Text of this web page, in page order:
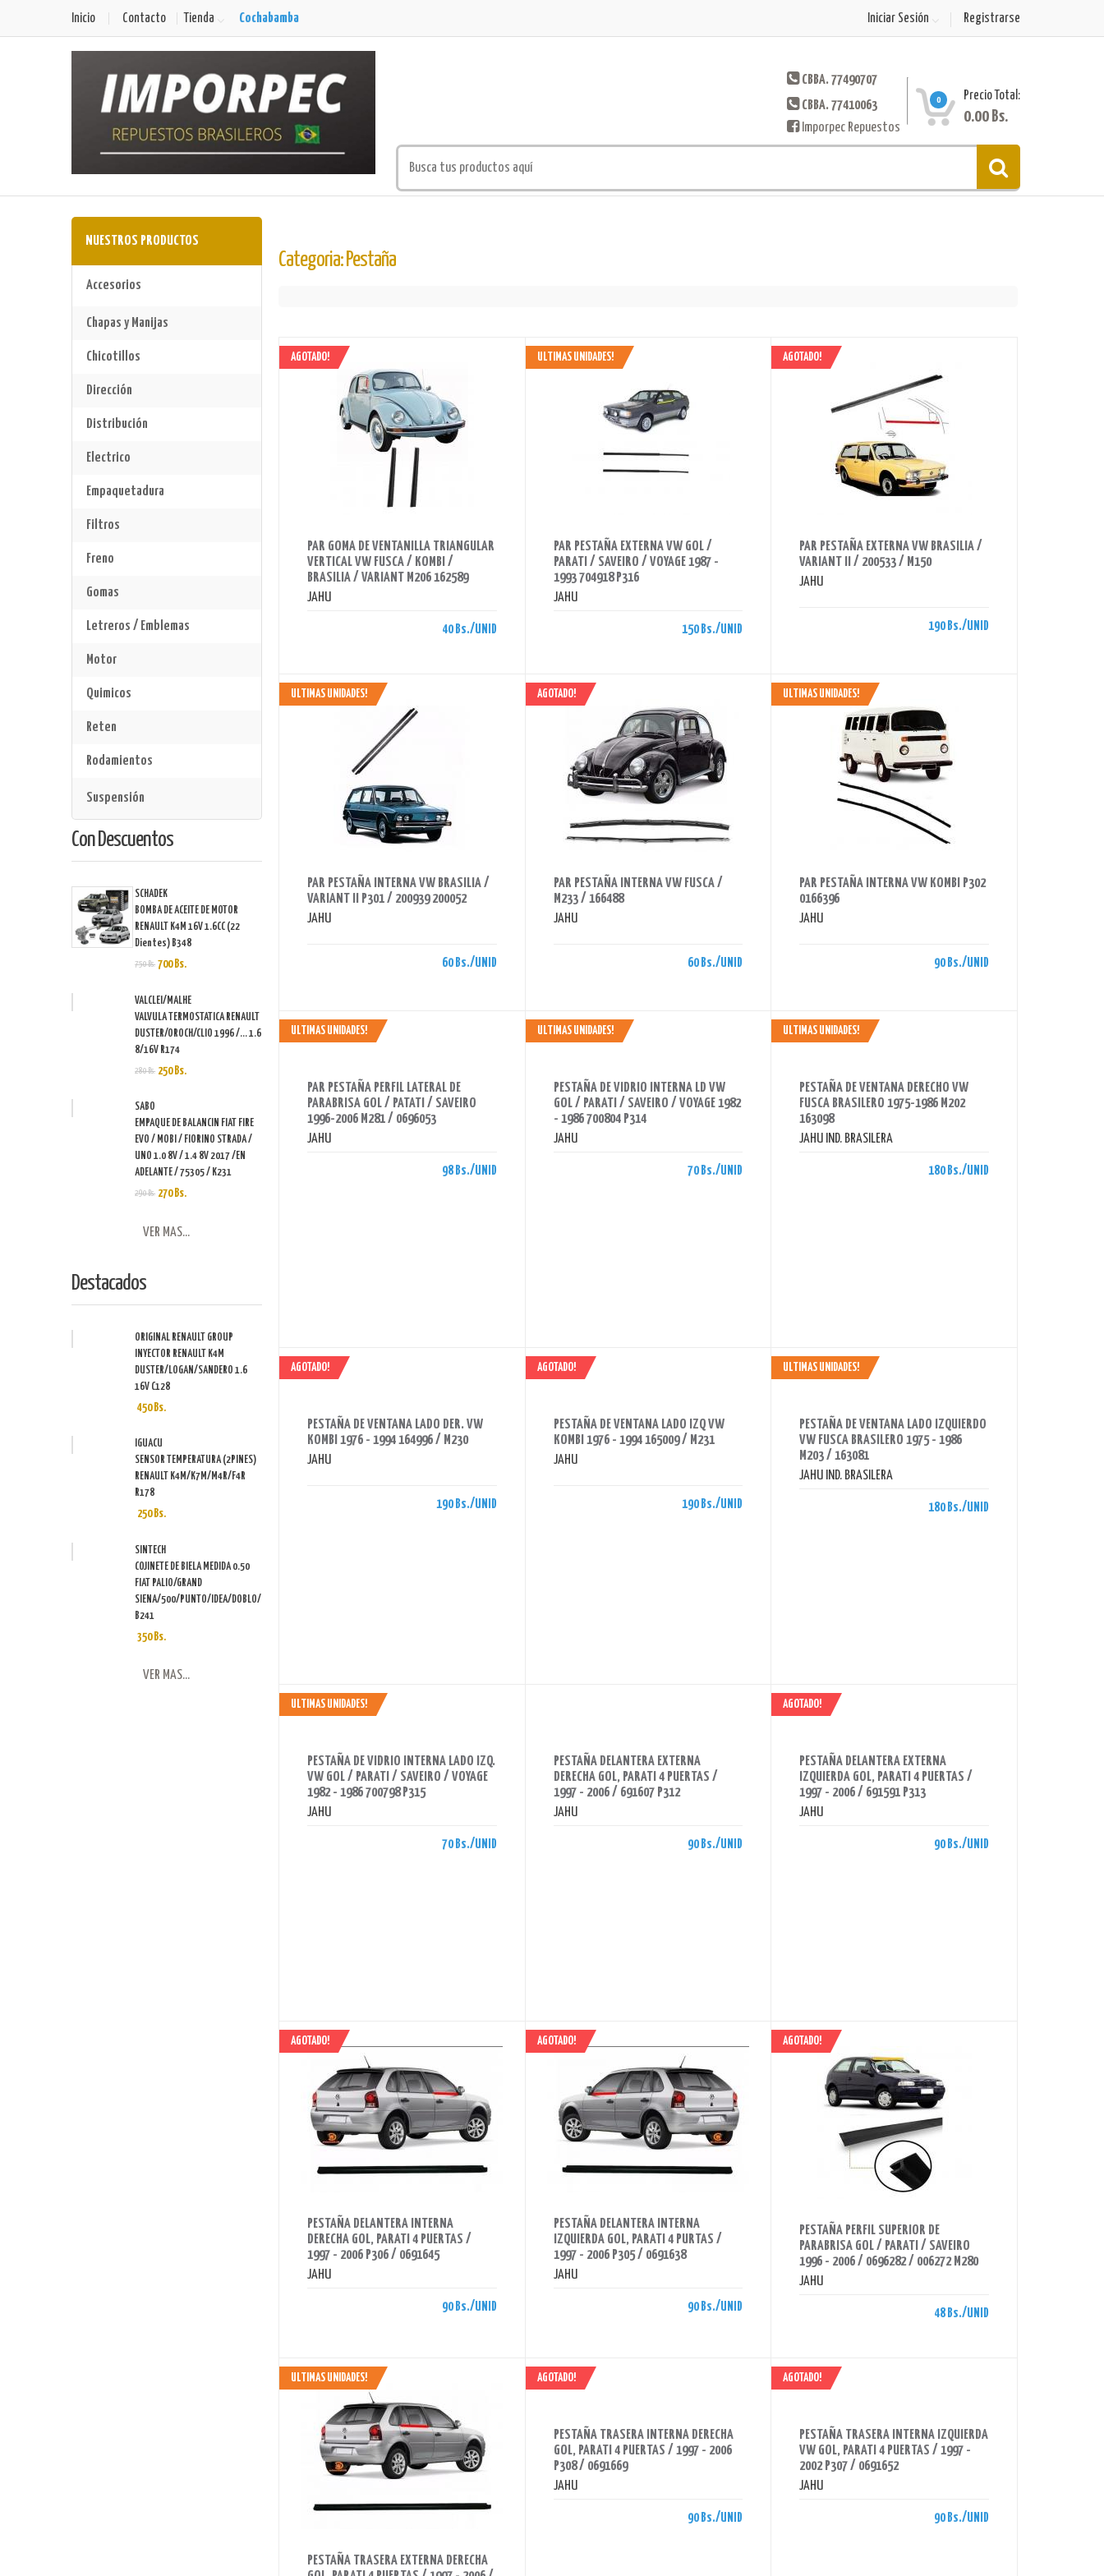
Inicio Contacto Tienda Cochabamba Iniciar Sesión Registrarse
CBBA. 77490707
CBBA. 77410063
Imporpec Repuestos
0 Precio Total:
0.00 Bs.
NUESTROS PRODUCTOS
Accesorios
Chapas y Manijas
Chicotillos
Dirección
Distribución
Electrico
Empaquetadura
Filtros
Freno
Gomas
Letreros / Emblemas
Motor
Quimicos
Reten
Rodamientos
Suspensión
Con Descuentos
SCHADEK
BOMBA DE ACEITE DE MOTOR
RENAULT K4M 16V 1.6CC (22
Dientes) B348
750 Bs. 700 Bs.
VALCLEI/MALHE
VALVULA TERMOSTATICA RENAULT
DUSTER/OROCH/CLIO 1996 /... 1.6
8/16V R174
280 Bs. 250 Bs.
SABO
EMPAQUE DE BALANCIN FIAT FIRE
EVO / MOBI / FIORINO STRADA /
UNO 1.0 8V / 1.4 8V 2017 /EN
ADELANTE / 75305 / K231
290 Bs. 270 Bs.
VER MAS...
Destacados
ORIGINAL RENAULT GROUP
INYECTOR RENAULT K4M
DUSTER/LOGAN/SANDERO 1.6
16V C128
450 Bs.
IGUACU
SENSOR TEMPERATURA (2PINES)
RENAULT K4M/K7M/M4R/F4R
R178
250 Bs.
SINTECH
COJINETE DE BIELA MEDIDA 0.50
FIAT PALIO/GRAND
SIENA/500/PUNTO/IDEA/DOBLO/
B241
350 Bs.
VER MAS...
Categoria: Pestaña
AGOTADO!
PAR GOMA DE VENTANILLA TRIANGULAR
VERTICAL VW FUSCA / KOMBI /
BRASILIA / VARIANT M206 162589
JAHU
40 Bs./UNID
ULTIMAS UNIDADES!
PAR PESTAÑA EXTERNA VW GOL /
PARATI / SAVEIRO / VOYAGE 1987 -
1993 704918 P316
JAHU
150 Bs./UNID
AGOTADO!
PAR PESTAÑA EXTERNA VW BRASILIA /
VARIANT II / 200533 / M150
JAHU
190 Bs./UNID
ULTIMAS UNIDADES!
PAR PESTAÑA INTERNA VW BRASILIA /
VARIANT II P301 / 200939 200052
JAHU
60 Bs./UNID
AGOTADO!
PAR PESTAÑA INTERNA VW FUSCA /
M233 / 166488
JAHU
60 Bs./UNID
ULTIMAS UNIDADES!
PAR PESTAÑA INTERNA VW KOMBI P302
0166396
JAHU
90 Bs./UNID
ULTIMAS UNIDADES!
PAR PESTAÑA PERFIL LATERAL DE
PARABRISA GOL / PATATI / SAVEIRO
1996-2006 M281 / 0696053
JAHU
98 Bs./UNID
ULTIMAS UNIDADES!
PESTAÑA DE VIDRIO INTERNA LD VW
GOL / PARATI / SAVEIRO / VOYAGE 1982
- 1986 700804 P314
JAHU
70 Bs./UNID
ULTIMAS UNIDADES!
PESTAÑA DE VENTANA DERECHO VW
FUSCA BRASILERO 1975-1986 M202
163098
JAHU IND. BRASILERA
180 Bs./UNID
AGOTADO!
PESTAÑA DE VENTANA LADO DER. VW
KOMBI 1976 - 1994 164996 / M230
JAHU
190 Bs./UNID
AGOTADO!
PESTAÑA DE VENTANA LADO IZQ VW
KOMBI 1976 - 1994 165009 / M231
JAHU
190 Bs./UNID
ULTIMAS UNIDADES!
PESTAÑA DE VENTANA LADO IZQUIERDO
VW FUSCA BRASILERO 1975 - 1986
M203 / 163081
JAHU IND. BRASILERA
180 Bs./UNID
ULTIMAS UNIDADES!
PESTAÑA DE VIDRIO INTERNA LADO IZQ.
VW GOL / PARATI / SAVEIRO / VOYAGE
1982 - 1986 700798 P315
JAHU
70 Bs./UNID
PESTAÑA DELANTERA EXTERNA
DERECHA GOL, PARATI 4 PUERTAS /
1997 - 2006 / 691607 P312
JAHU
90 Bs./UNID
AGOTADO!
PESTAÑA DELANTERA EXTERNA
IZQUIERDA GOL, PARATI 4 PUERTAS /
1997 - 2006 / 691591 P313
JAHU
90 Bs./UNID
AGOTADO!
PESTAÑA DELANTERA INTERNA
DERECHA GOL, PARATI 4 PUERTAS /
1997 - 2006 P306 / 0691645
JAHU
90 Bs./UNID
AGOTADO!
PESTAÑA DELANTERA INTERNA
IZQUIERDA GOL, PARATI 4 PURTAS /
1997 - 2006 P305 / 0691638
JAHU
90 Bs./UNID
AGOTADO!
PESTAÑA PERFIL SUPERIOR DE
PARABRISA GOL / PARATI / SAVEIRO
1996 - 2006 / 0696282 / 006272 M280
JAHU
48 Bs./UNID
ULTIMAS UNIDADES!
PESTAÑA TRASERA EXTERNA DERECHA
AGOTADO!
PESTAÑA TRASERA INTERNA DERECHA
GOL, PARATI 4 PUERTAS / 1997 - 2006
P308 / 0691669
JAHU
90 Bs./UNID
AGOTADO!
PESTAÑA TRASERA INTERNA IZQUIERDA
VW GOL, PARATI 4 PUERTAS / 1997 -
2002 P307 / 0691652
JAHU
90 Bs./UNID